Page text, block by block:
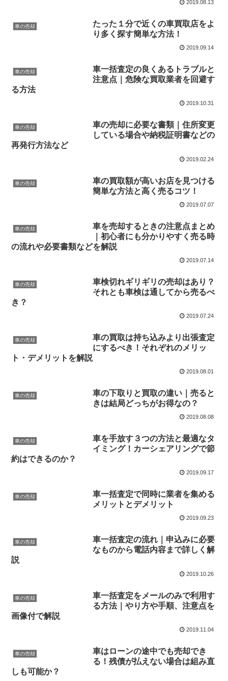
2019.08.13
車の売却
たった１分で近くの車買取店をよ
り多く探す簡単な方法！
2019.09.14
車の売却
車一括査定の良くあるトラブルと
注意点｜危険な買取業者を回避す
る方法
2019.10.31
車の売却
車の売却に必要な書類｜住所変更
している場合や納税証明書などの
再発行方法など
2019.02.24
車の売却
車の買取額が高いお店を見つける
簡単な方法と高く売るコツ！
2019.07.07
車の売却
車を売却するときの注意点まとめ
｜初心者にも分かりやすく売る時
の流れや必要書類などを解説
2019.07.14
車の売却
車検切れギリギリの売却はあり？
それとも車検は通してから売るべ
き？
2019.07.24
車の売却
車の買取は持ち込みより出張査定
にするべき！それぞれのメリッ
ト・デメリットを解説
2019.08.01
車の売却
車の下取りと買取の違い｜売ると
きは結局どっちがお得なの？
2019.08.08
車の売却
車を手放す３つの方法と最適なタ
イミング！カーシェアリングで節
約はできるのか？
2019.09.17
車の売却
車一括査定で同時に業者を集める
メリットとデメリット
2019.09.23
車の売却
車一括査定の流れ｜申込みに必要
なものから電話内容まで詳しく解
説
2019.10.26
車の売却
車一括査定をメールのみで利用す
る方法｜やり方や手順、注意点を
画像付で解説
2019.11.04
車の売却
車はローンの途中でも売却でき
る！残債が払えない場合は組み直
しも可能か？